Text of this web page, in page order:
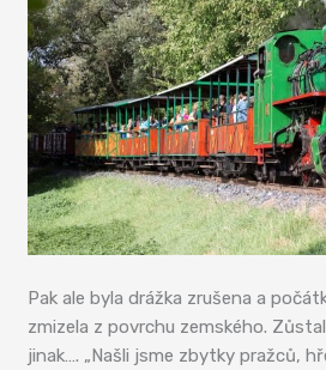
Pak ale byla drážka zrušena a
zmizela z povrchu zemského.
jinak…. „Našli jsme zbytky pražců,